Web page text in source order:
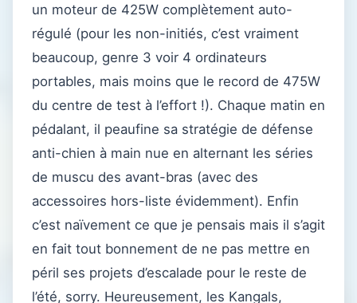
un moteur de 425W complètement auto-
régulé (pour les non-initiés, c’est vraiment
beaucoup, genre 3 voir 4 ordinateurs
portables, mais moins que le record de 475W
du centre de test à l’effort !). Chaque matin en
pédalant, il peaufine sa stratégie de défense
anti-chien à main nue en alternant les séries
de muscu des avant-bras (avec des
accessoires hors-liste évidemment). Enfin
c’est naïvement ce que je pensais mais il s’agit
en fait tout bonnement de ne pas mettre en
péril ses projets d’escalade pour le reste de
l’été, sorry. Heureusement, les Kangals,